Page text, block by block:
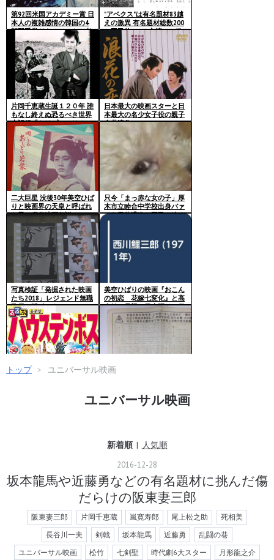
第92回米国アカデミー賞 日
本人の複雑感情の韓国の4
部門受賞ドキュメントと老
体スコセッシが立った瞬間
"アベクス"は有名題材83越
えの激異 有名題材総数200
＆国民的100＆主演140 超
次元俳優が”名優である簡
単と明確な理由” 出しまっ
せ貴重資料の「時代劇の王
者」紹介のワケ
片岡千恵蔵生誕１２０年 誰
もなし終えぬ恐るべき世界
大記録「トリプルミリオ
ン」「ダブルミリオン」
「ミリオン」の三大連発を
暴け
日本最大の映画スターと日
本最大の名少女子役の親子
全共演作
二大巨星 没後30年美空ひば
りと映画界の天皇と呼ばれ
た男の稀代映画伝説
只今「まっ赤な女の子」厚
木市立睦合中学校出身バァ
～ヤ勇往邁進 国民に迫る
ホラー越え還チカオンナの
写真検証「発掘された映画
たち2018」レジェンド無職
監督の謎ポスターシーン
美空ひばりの映画『おこん
の初恋 花嫁七変化』と高
倉健の母親と日本踊りの超
功労者
の売国 「佐世保基地付近の
ハウステンボスが「中国共
数ベスト5巨匠
片岡千恵蔵生誕１２０年
「鮮烈名匠巨匠外コンビ」
頭巾顔が腐った日本映画界
にくさび打つメッセージ 歴
出歴戦脚本家 ３７分の謎映
戦後の稲垣浩と黒澤明の東
宝のみの時代劇の監督数と
電通の優遇証拠
トップ > ユニバーサル映画
ユニバーサル映画
新着順 人気順
2016-12-28
坂本龍馬や近藤勇などの有名題材に挑んだ傷
だらけの阪東妻三郎
阪東妻三郎 片岡千恵蔵 嵐寛寿郎 尾上松之助
死相美
長谷川一夫
剣戟 坂本龍馬 近藤勇
乱闘の巷
ユニバーサル映画
松竹 七剣聖 時代劇6大スター
月形龍之介